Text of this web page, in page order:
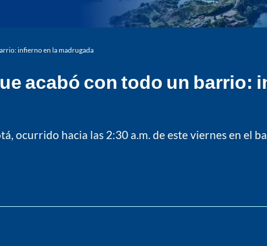
infierno en la madrugada
acabó con todo un barrio:
ocurrido hacia las 2:30 a.m. de este viernes en el